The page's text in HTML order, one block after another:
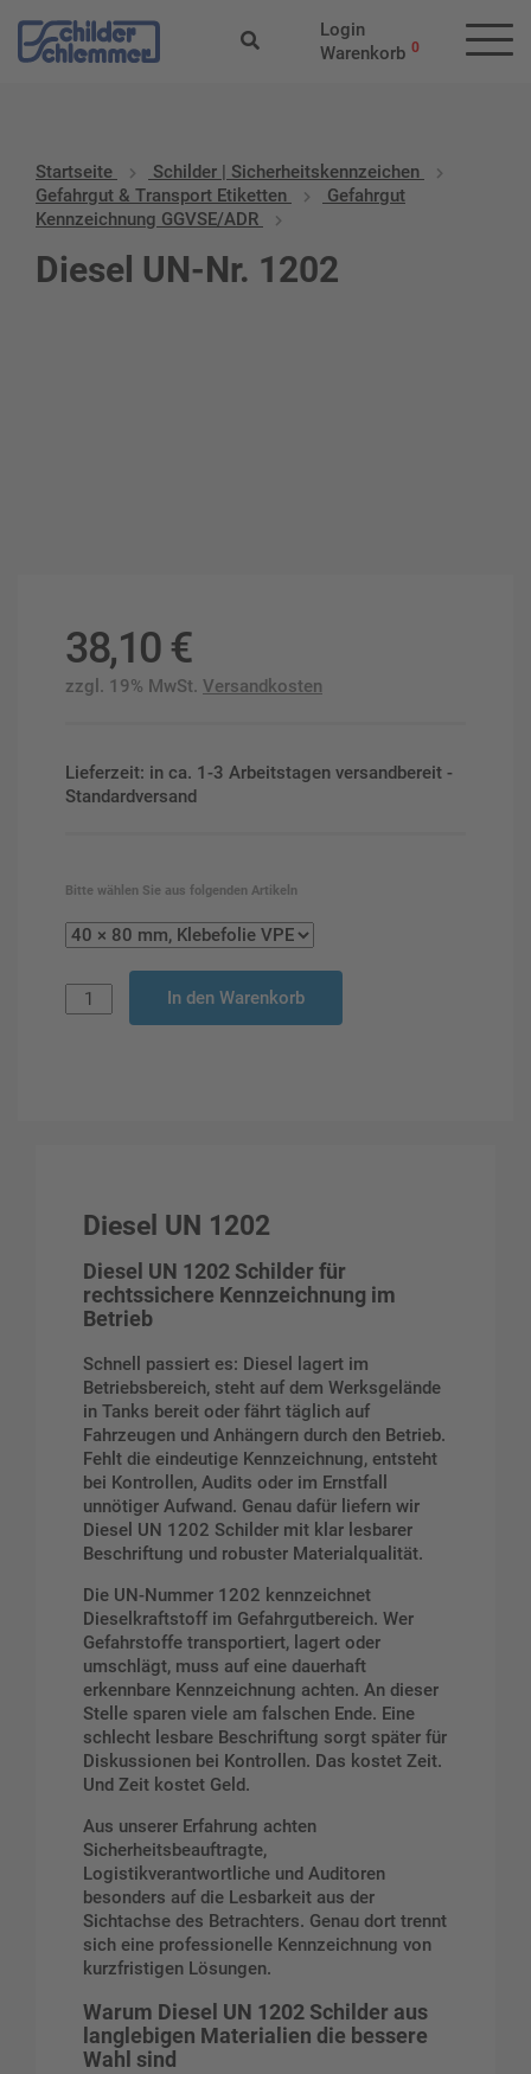
Login
Warenkorb 0
Startseite
Schilder | Sicherheitskennzeichen
Gefahrgut & Transport Etiketten
Gefahrgut
Kennzeichnung GGVSE/ADR
Diesel UN-Nr. 1202
38,10 €
zzgl. 19% MwSt. Versandkosten
Lieferzeit: in ca. 1-3 Arbeitstagen versandbereit -
Standardversand
Bitte wählen Sie aus folgenden Artikeln
In den Warenkorb
Diesel UN 1202
Diesel UN 1202 Schilder für
rechtssichere Kennzeichnung im
Betrieb
Schnell passiert es: Diesel lagert im
Betriebsbereich, steht auf dem Werksgelände
in Tanks bereit oder fährt täglich auf
Fahrzeugen und Anhängern durch den Betrieb.
Fehlt die eindeutige Kennzeichnung, entsteht
bei Kontrollen, Audits oder im Ernstfall
unnötiger Aufwand. Genau dafür liefern wir
Diesel UN 1202 Schilder mit klar lesbarer
Beschriftung und robuster Materialqualität.
Die UN-Nummer 1202 kennzeichnet
Dieselkraftstoff im Gefahrgutbereich. Wer
Gefahrstoffe transportiert, lagert oder
umschlägt, muss auf eine dauerhaft
erkennbare Kennzeichnung achten. An dieser
Stelle sparen viele am falschen Ende. Eine
schlecht lesbare Beschriftung sorgt später für
Diskussionen bei Kontrollen. Das kostet Zeit.
Und Zeit kostet Geld.
Aus unserer Erfahrung achten
Sicherheitsbeauftragte,
Logistikverantwortliche und Auditoren
besonders auf die Lesbarkeit aus der
Sichtachse des Betrachters. Genau dort trennt
sich eine professionelle Kennzeichnung von
kurzfristigen Lösungen.
Warum Diesel UN 1202 Schilder aus
langlebigen Materialien die bessere
Wahl sind